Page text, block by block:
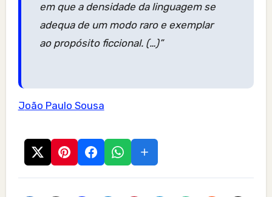
em que a densidade da linguagem se
adequa de um modo raro e exemplar
ao propósito ficcional. (…)”
João Paulo Sousa